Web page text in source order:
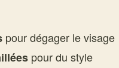
pour dégager le visage
pour du style